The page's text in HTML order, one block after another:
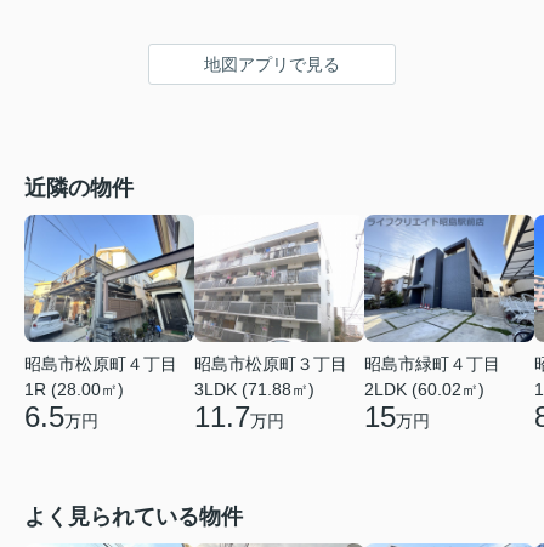
地図アプリで見る
近隣の物件
昭島市松原町４丁目
1R (28.00㎡)
6.5万円
昭島市松原町３丁目
3LDK (71.88㎡)
11.7万円
昭島市緑町４丁目
2LDK (60.02㎡)
15万円
よく見られている物件